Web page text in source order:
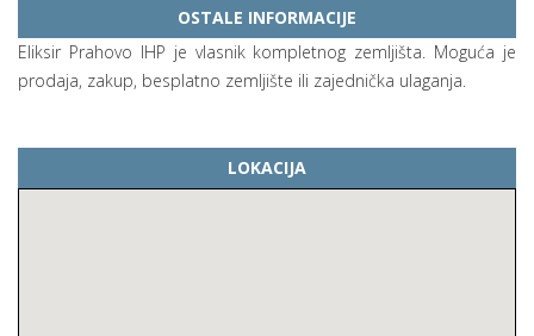
OSTALE INFORMACIJE
Eliksir Prahovo IHP je vlasnik kompletnog zemljišta. Moguća je
prodaja, zakup, besplatno zemljište ili zajednička ulaganja.
LOKACIJA